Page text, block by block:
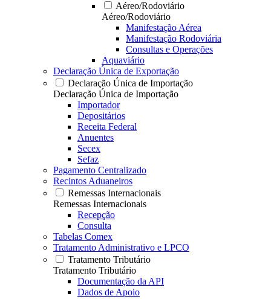
Aéreo/Rodoviário
Aéreo/Rodoviário
Manifestação Aérea
Manifestação Rodoviária
Consultas e Operações
Aquaviário
Declaração Única de Exportação
Declaração Única de Importação
Declaração Única de Importação
Importador
Depositários
Receita Federal
Anuentes
Secex
Sefaz
Pagamento Centralizado
Recintos Aduaneiros
Remessas Internacionais
Remessas Internacionais
Recepção
Consulta
Tabelas Comex
Tratamento Administrativo e LPCO
Tratamento Tributário
Tratamento Tributário
Documentação da API
Dados de Apoio